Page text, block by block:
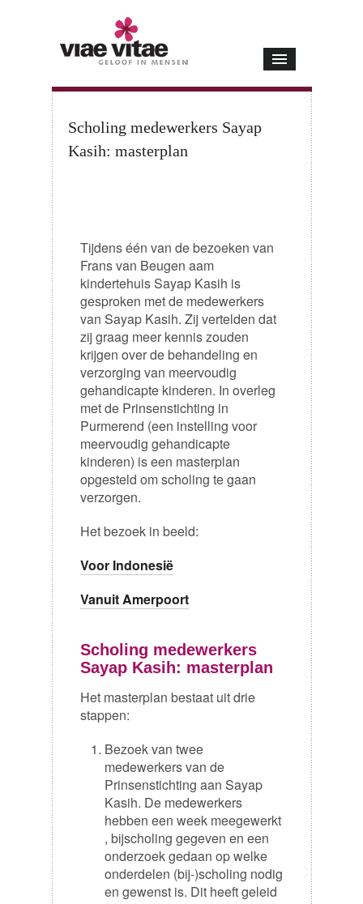
Scholing medewerkers Sayap
Kasih: masterplan
Tijdens één van de bezoeken van
Frans van Beugen aam
kindertehuis Sayap Kasih is
gesproken met de medewerkers
van Sayap Kasih. Zij vertelden dat
zij graag meer kennis zouden
krijgen over de behandeling en
verzorging van meervoudig
gehandicapte kinderen. In overleg
met de Prinsenstichting in
Purmerend (een instelling voor
meervoudig gehandicapte
kinderen) is een masterplan
opgesteld om scholing te gaan
verzorgen.
Het bezoek in beeld:
Voor Indonesië
Vanuit Amerpoort
Scholing medewerkers
Sayap Kasih: masterplan
Het masterplan bestaat uit drie
stappen:
Bezoek van twee
medewerkers van de
Prinsenstichting aan Sayap
Kasih. De medewerkers
hebben een week meegewerkt
, bijscholing gegeven en een
onderzoek gedaan op welke
onderdelen (bij-)scholing nodig
en gewenst is. Dit heeft geleid